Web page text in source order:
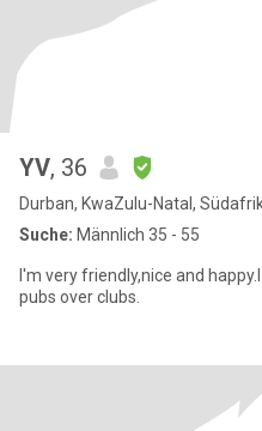
YV, 36
Durban, KwaZulu-Natal,
Suche: Männlich 35 - 55
I'm very friendly,nice and
pubs over clubs.